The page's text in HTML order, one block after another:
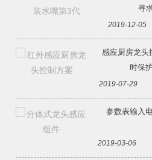
寻
2019-12-05
感应厨房龙头
时保
2019-07-29
参数表输入
2019-03-06